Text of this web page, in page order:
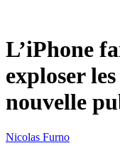
L’iPhone
exploser
nouvelle
Nicolas Furno